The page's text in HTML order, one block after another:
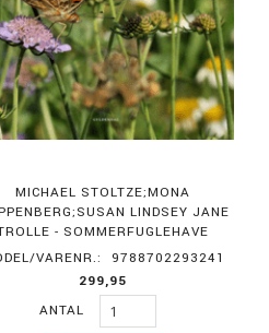
MICHAEL STOLTZE;MONA
LINDSEY JANE
- SOMMERFUGLEHAVE
VARENR.:
9788702293241
299,95
ANTAL